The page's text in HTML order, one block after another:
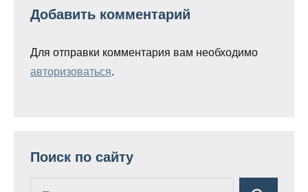
Добавить комментарий
Для отправки комментария вам необходимо
авторизоваться.
Поиск по сайту